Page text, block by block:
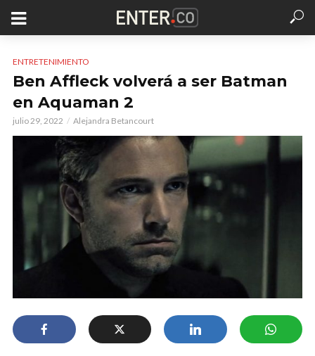
ENTRETENIMIENTO
Ben Affleck volverá a ser Batman
en Aquaman 2
julio 29, 2022 Alejandra Betancourt